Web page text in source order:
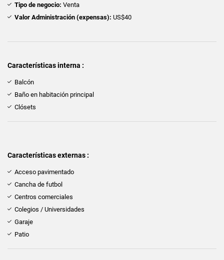
Tipo de negocio: Venta
Valor Administración (expensas): US$40
Características interna :
Balcón
Baño en habitación principal
Clósets
Características externas :
Acceso pavimentado
Cancha de futbol
Centros comerciales
Colegios / Universidades
Garaje
Patio